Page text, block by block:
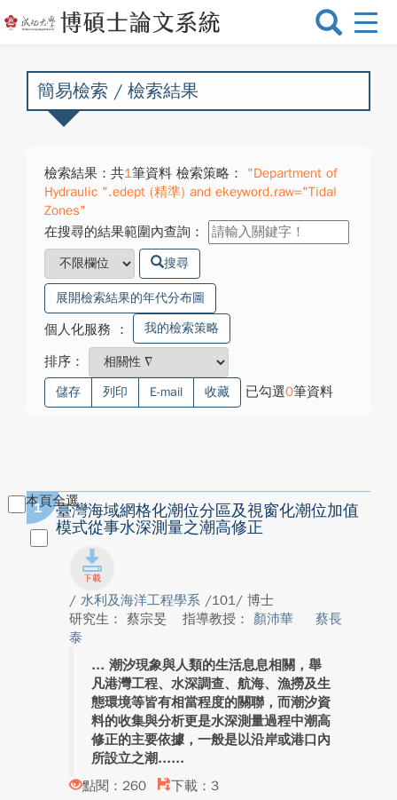
選
換
簡易檢索 / 檢索結果
檢索結果：共1筆資料 檢索策略：
"Department of
Hydraulic ".edept (精準) and ekeyword.raw="Tidal
Zones"
在搜尋的結果範圍內查詢：
搜尋
展開檢索結果的年代分布圖
個人化服務 ： 我的檢索策略
排序：
儲存 列印 E-mail 收藏 已勾選0筆資料
本頁全選
1
臺灣海域網格化潮位分區及視窗化潮位加值
模式從事水深測量之潮高修正
/ 水利及海洋工程學系 /101/ 博士
研究生： 蔡宗旻
指導教授： 顏沛華
蔡長
泰
潮汐現象與人類的生活息息相關，舉
凡港灣工程、水深調查、航海、漁撈及生
態環境等皆有相當程度的關聯，而潮汐資
料的收集與分析更是水深測量過程中潮高
修正的主要依據，一般是以沿岸或港口內
所設立之潮...
點閱：260
下載：3